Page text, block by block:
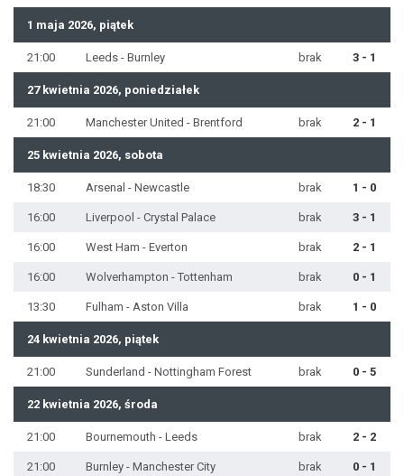
1 maja 2026, piątek
21:00 Leeds - Burnley brak 3 - 1
27 kwietnia 2026, poniedziałek
21:00 Manchester United - Brentford brak 2 - 1
25 kwietnia 2026, sobota
18:30 Arsenal - Newcastle brak 1 - 0
16:00 Liverpool - Crystal Palace brak 3 - 1
16:00 West Ham - Everton brak 2 - 1
16:00 Wolverhampton - Tottenham brak 0 - 1
13:30 Fulham - Aston Villa brak 1 - 0
24 kwietnia 2026, piątek
21:00 Sunderland - Nottingham Forest brak 0 - 5
22 kwietnia 2026, środa
21:00 Bournemouth - Leeds brak 2 - 2
21:00 Burnley - Manchester City brak 0 - 1